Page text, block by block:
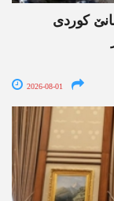
کوردی
2026-08-01